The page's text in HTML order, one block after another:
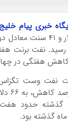
خبری پیام
رسید. نفت برنت
کاهش هفتگی در
گذشته حدود